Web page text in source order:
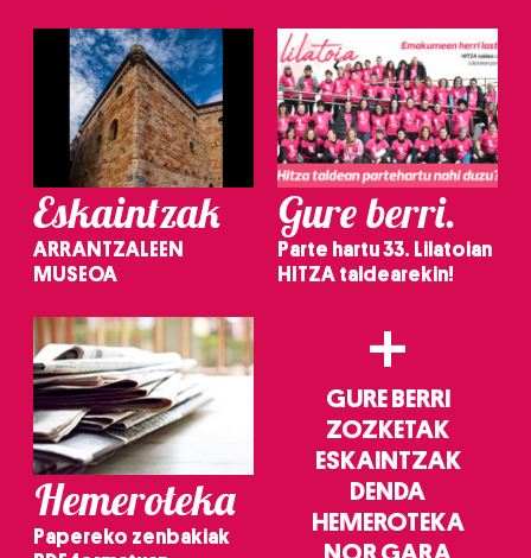
Eskaintzak
ARRANTZALEEN
MUSEOA
Gure berri.
Parte hartu 33. Lilatoian
HITZA taldearekin!
Hemeroteka
Papereko zenbakiak
+
GURE BERRI
ZOZKETAK
ESKAINTZAK
DENDA
HEMEROTEKA